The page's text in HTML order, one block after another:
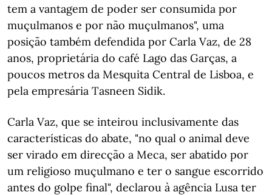
tem a vantagem de poder ser consumida por
muçulmanos e por não muçulmanos", uma
posição também defendida por Carla Vaz, de 28
anos, proprietária do café Lago das Garças, a
poucos metros da Mesquita Central de Lisboa, e
pela empresária Tasneen Sidik.
Carla Vaz, que se inteirou inclusivamente das
características do abate, "no qual o animal deve
ser virado em direcção a Meca, ser abatido por
um religioso muçulmano e ter o sangue escorrido
antes do golpe final", declarou à agência Lusa ter